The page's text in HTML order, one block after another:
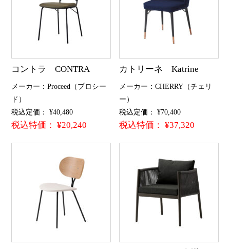
コントラ CONTRA
メーカー：Proceed（プロシー
ド）
税込定価： ¥40,480
税込特価： ¥20,240
カトリーネ Katrine
メーカー：CHERRY（チェリ
ー）
税込定価： ¥70,400
税込特価： ¥37,320